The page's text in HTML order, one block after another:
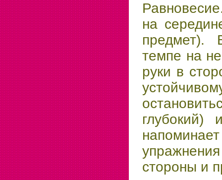
на
предмет).
темпе на
руки в
глубокий)
стороны и